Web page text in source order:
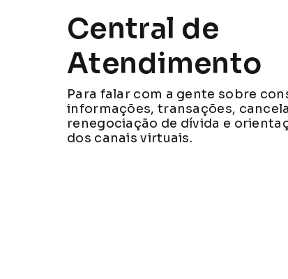
Central de
Atendimento
Para falar com a gente sobre
informações, transações,
renegociação de dívida e
dos canais virtuais.